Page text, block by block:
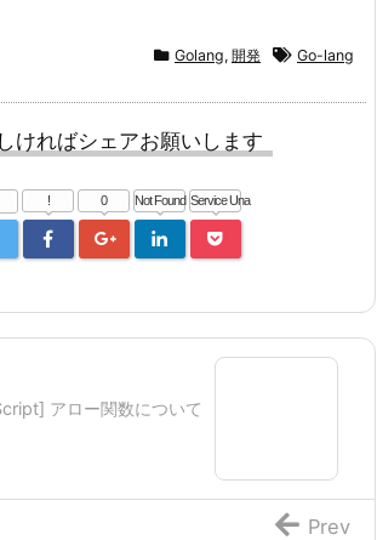
Golang, 開発 Go-lang
ければシェアお願いします
! 0 Not Found Service Una
アロー関数について
Prev